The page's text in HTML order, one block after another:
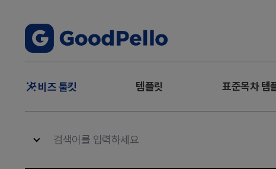
주
뉴
비즈 툴킷 템플릿 표준목차 템